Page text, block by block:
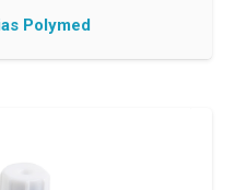
Polymed